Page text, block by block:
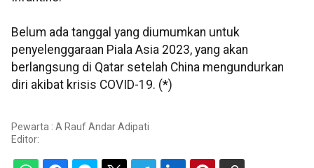
Belum ada tanggal yang diumumkan untuk
penyelenggaraan Piala Asia 2023, yang akan
berlangsung di Qatar setelah China mengundurkan
diri akibat krisis COVID-19. (*)
Pewarta : A Rauf Andar Adipati
Editor: